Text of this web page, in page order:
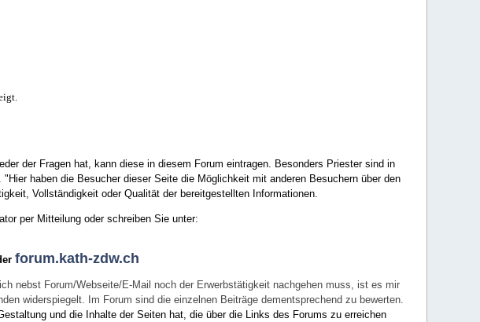
der Fragen hat, kann diese in diesem Forum eintragen. Besonders Priester sind in
haben die Besucher dieser Seite die Möglichkeit mit anderen Besuchern über den
Vollständigkeit oder Qualität der bereitgestellten Informationen.
per Mitteilung oder schreiben Sie unter:
forum.kath-zdw.ch
nebst Forum/Webseite/E-Mail noch der Erwerbstätigkeit nachgehen muss, ist es mir
widerspiegelt. Im Forum sind die einzelnen Beiträge dementsprechend zu bewerten.
und die Inhalte der Seiten hat, die über die Links des Forums zu erreichen